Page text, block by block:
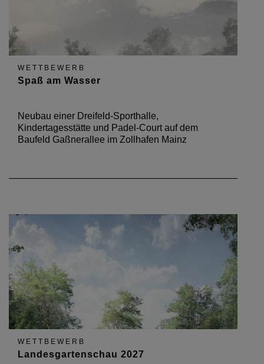
WETTBEWERB
Spaß am Wasser
Neubau einer Dreifeld-Sporthalle,
Kindertagesstätte und Padel-Court auf dem
Baufeld Gaßnerallee im Zollhafen Mainz
WETTBEWERB
Landesgartenschau 2027